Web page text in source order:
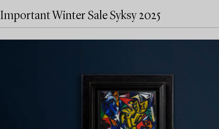
Important Winter Sale Syksy 2025